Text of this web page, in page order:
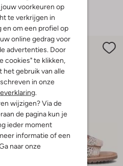
voorkeuren op
te verkrijgen in
en om een profiel op
online gedrag voor
advertenties. Door
cookies" te klikken,
het gebruik van alle
in onze
wijzigen? Via de
de pagina kun je
ieder moment
informatie of een
naar onze
+ meer kleuren